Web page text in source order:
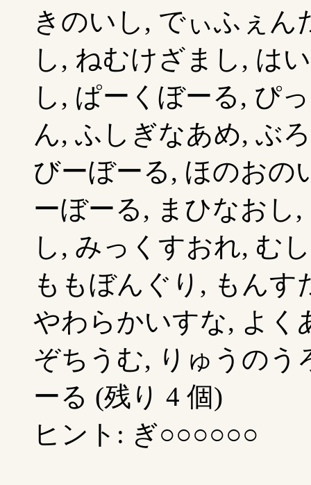
きのいし, でぃふぇん
し, ねむけざまし, は
し, ぱーくぼーる, ぴ
ん, ふしぎなあめ, ぶ
びーぼーる, ほのおの
ーぼーる, まひなおし
し, みっくすおれ, む
ももぼんぐり, もんす
やわらかいすな, よく
ぞちうむ, りゅうのう
ーる (残り 4 個)
ヒント: ぎ○○○○○○